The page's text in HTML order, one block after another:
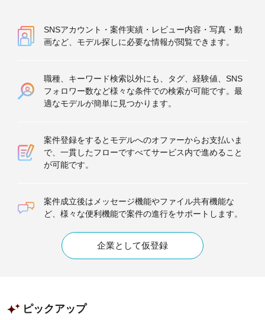
SNSアカウント・案件実績・レビュー内容・写真・動
画など、モデル探しに必要な情報が閲覧できます。
職種、キーワード検索以外にも、タグ、経験値、SNS
フォロワー数など様々な条件での検索が可能です。最
適なモデルが簡単に見つかります。
案件登録をするとモデルへのオファーからお支払いま
で、一貫したフローですべてサービス内で進めること
が可能です。
案件成立後はメッセージ機能やファイル共有機能な
ど、様々な便利機能で案件の進行をサポートします。
企業として仮登録
ピックアップ